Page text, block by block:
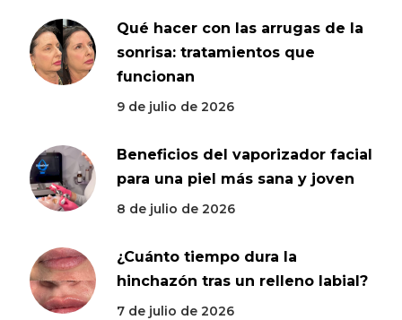
Qué hacer con las arrugas de la
sonrisa: tratamientos que
funcionan
9 de julio de 2026
Beneficios del vaporizador facial
para una piel más sana y joven
8 de julio de 2026
¿Cuánto tiempo dura la
hinchazón tras un relleno labial?
7 de julio de 2026